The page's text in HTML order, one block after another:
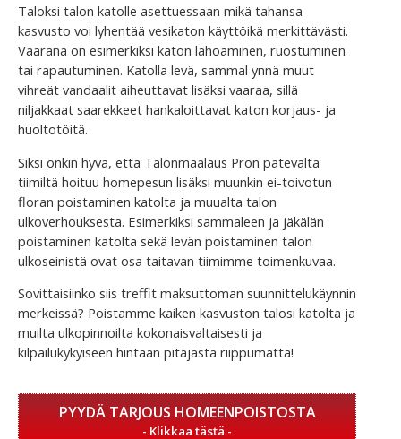
Taloksi talon katolle asettuessaan mikä tahansa
kasvusto voi lyhentää vesikaton käyttöikä merkittävästi.
Vaarana on esimerkiksi katon lahoaminen, ruostuminen
tai rapautuminen. Katolla levä, sammal ynnä muut
vihreät vandaalit aiheuttavat lisäksi vaaraa, sillä
niljakkaat saarekkeet hankaloittavat katon korjaus- ja
huoltotöitä.
Siksi onkin hyvä, että Talonmaalaus Pron pätevältä
tiimiltä hoituu homepesun lisäksi muunkin ei-toivotun
floran poistaminen katolta ja muualta talon
ulkoverhouksesta. Esimerkiksi sammaleen ja jäkälän
poistaminen katolta sekä levän poistaminen talon
ulkoseinistä ovat osa taitavan tiimimme toimenkuvaa.
Sovittaisiinko siis treffit maksuttoman suunnittelukäynnin
merkeissä? Poistamme kaiken kasvuston talosi katolta ja
muilta ulkopinnoilta kokonaisvaltaisesti ja
kilpailukykyiseen hintaan pitäjästä riippumatta!
PYYDÄ TARJOUS HOMEENPOISTOSTA